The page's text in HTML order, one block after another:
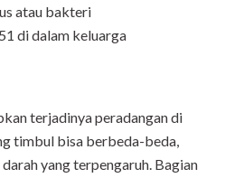
atau bakteri
di dalam keluarga
terjadinya peradangan di
timbul bisa berbeda-beda,
yang terpengaruh. Bagian